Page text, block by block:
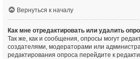
Вернуться к началу
Как мне отредактировать или удалить
Так же, как и сообщения, опросы могут
создателями, модераторами или
редактирования опроса перейдите к